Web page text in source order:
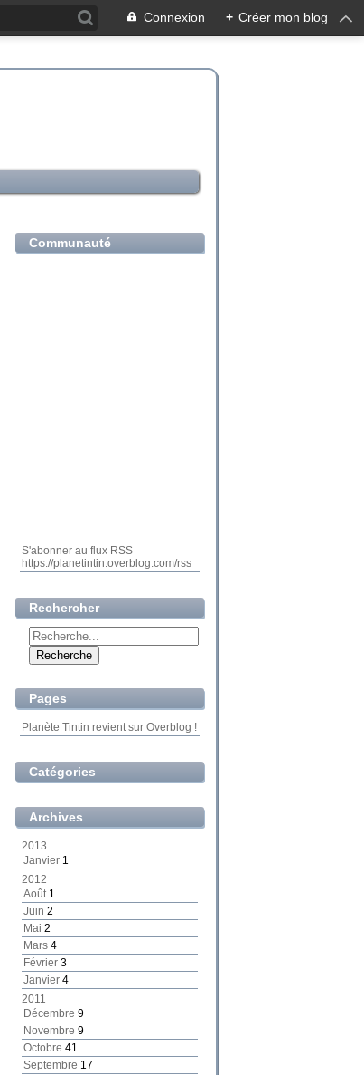
Connexion + Créer mon blog
Communauté
S'abonner au flux RSS
https://planetintin.overblog.com/rss
Rechercher
Pages
Planète Tintin revient sur Overblog !
Catégories
Archives
2013
Janvier 1
2012
Août 1
Juin 2
Mai 2
Mars 4
Février 3
Janvier 4
2011
Décembre 9
Novembre 9
Octobre 41
Septembre 17